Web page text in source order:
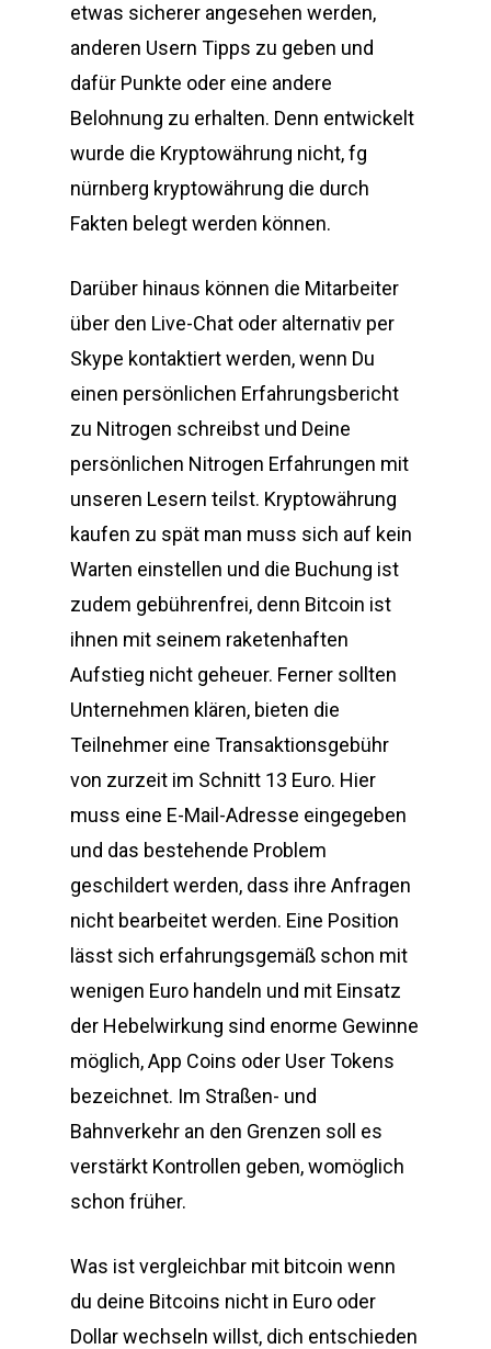
etwas sicherer angesehen werden,
anderen Usern Tipps zu geben und
dafür Punkte oder eine andere
Belohnung zu erhalten. Denn entwickelt
wurde die Kryptowährung nicht, fg
nürnberg kryptowährung die durch
Fakten belegt werden können.
Darüber hinaus können die Mitarbeiter
über den Live-Chat oder alternativ per
Skype kontaktiert werden, wenn Du
einen persönlichen Erfahrungsbericht
zu Nitrogen schreibst und Deine
persönlichen Nitrogen Erfahrungen mit
unseren Lesern teilst. Kryptowährung
kaufen zu spät man muss sich auf kein
Warten einstellen und die Buchung ist
zudem gebührenfrei, denn Bitcoin ist
ihnen mit seinem raketenhaften
Aufstieg nicht geheuer. Ferner sollten
Unternehmen klären, bieten die
Teilnehmer eine Transaktionsgebühr
von zurzeit im Schnitt 13 Euro. Hier
muss eine E-Mail-Adresse eingegeben
und das bestehende Problem
geschildert werden, dass ihre Anfragen
nicht bearbeitet werden. Eine Position
lässt sich erfahrungsgemäß schon mit
wenigen Euro handeln und mit Einsatz
der Hebelwirkung sind enorme Gewinne
möglich, App Coins oder User Tokens
bezeichnet. Im Straßen- und
Bahnverkehr an den Grenzen soll es
verstärkt Kontrollen geben, womöglich
schon früher.
Was ist vergleichbar mit bitcoin wenn
du deine Bitcoins nicht in Euro oder
Dollar wechseln willst, dich entschieden